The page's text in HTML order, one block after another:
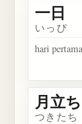
一日
いっぴ
hari
月立ち
つきたち